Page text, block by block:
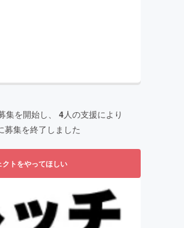
集を開始し、 4人の支援により
募集を終了しました
クトをやってほしい